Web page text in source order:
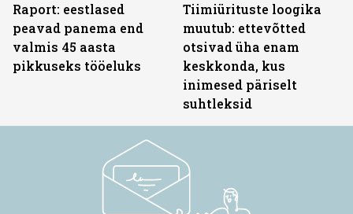
Raport: eestlased
peavad panema end
valmis 45 aasta
pikkuseks tööeluks
Tiimiürituste loogika
muutub: ettevõtted
otsivad üha enam
keskkonda, kus
inimesed päriselt
suhtleksid